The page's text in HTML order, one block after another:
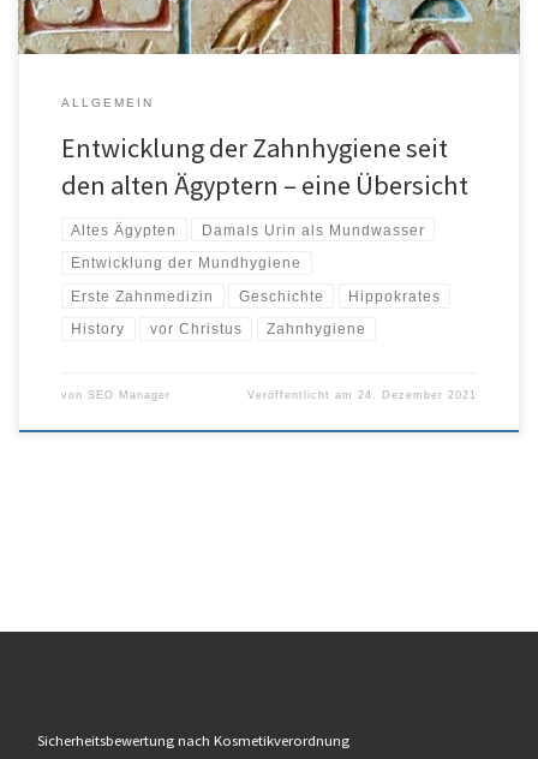
ALLGEMEIN
Entwicklung der Zahnhygiene seit
den alten Ägyptern – eine Übersicht
Altes Ägypten Damals Urin als Mundwasser
Entwicklung der Mundhygiene
Erste Zahnmedizin Geschichte Hippokrates
History vor Christus Zahnhygiene
von SEO Manager Veröffentlicht am 24. Dezember 2021
Sicherheitsbewertung nach Kosmetikverordnung